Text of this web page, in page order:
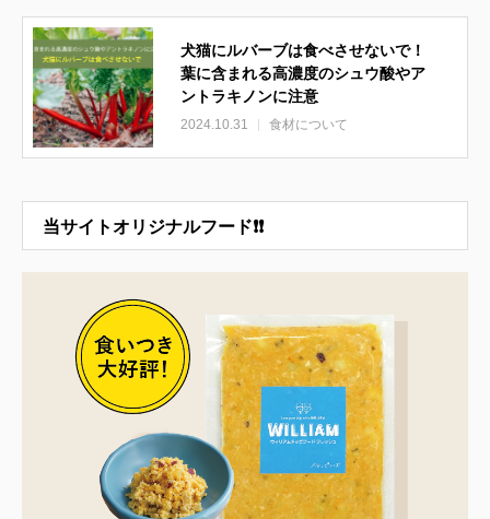
犬猫にルバーブは食べさせないで！
葉に含まれる高濃度のシュウ酸やア
ントラキノンに注意
2024.10.31 食材について
当サイトオリジナルフード❗❗